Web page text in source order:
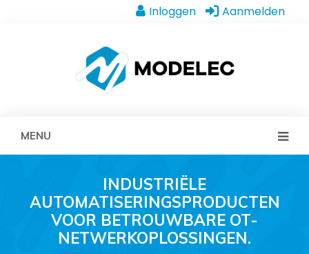
Inloggen Aanmelden
MENU
INDUSTRIËLE
AUTOMATISERINGSPRODUCTEN
VOOR BETROUWBARE OT-
NETWERKOPLOSSINGEN.